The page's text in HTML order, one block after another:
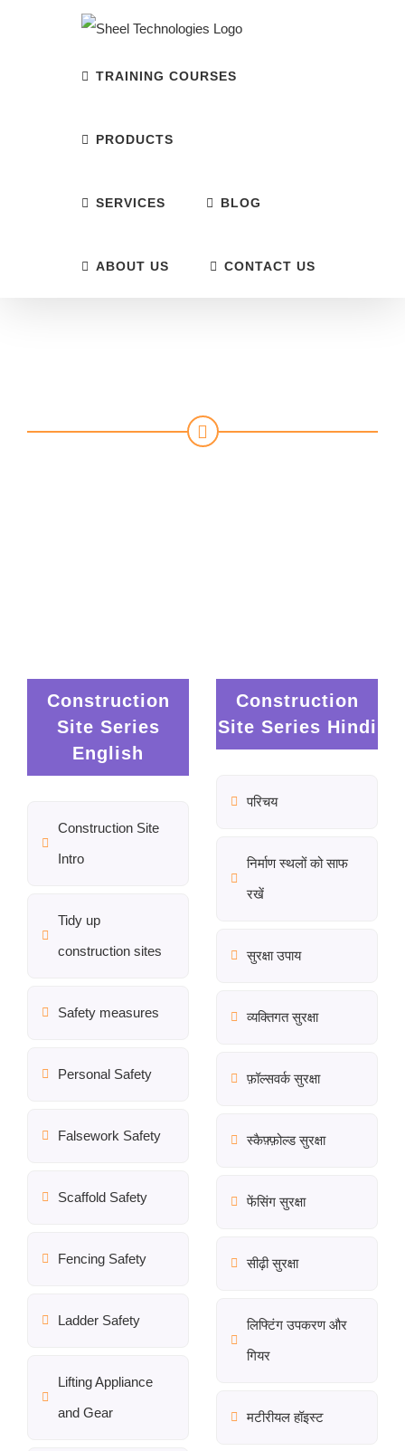
TRAINING COURSES
PRODUCTS
SERVICES BLOG
ABOUT US CONTACT US
Construction
Site Series
English
Construction Site
Intro
Tidy up
construction sites
Safety measures
Personal Safety
Falsework Safety
Scaffold Safety
Fencing Safety
Ladder Safety
Lifting Appliance
and Gear
Construction
Site Series Hindi
परिचय
निर्माण स्थलों को साफ
रखें
सुरक्षा उपाय
व्यक्तिगत सुरक्षा
फ़ॉल्सवर्क सुरक्षा
स्कैफ़्फ़ोल्ड सुरक्षा
फेंसिंग सुरक्षा
सीढ़ी सुरक्षा
लिफ्टिंग उपकरण और
गियर
मटीरीयल हॉइस्ट